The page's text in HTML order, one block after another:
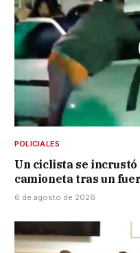
POLICIALES
Un ciclista se incrustó
camioneta tras un
6 de agosto de 2026